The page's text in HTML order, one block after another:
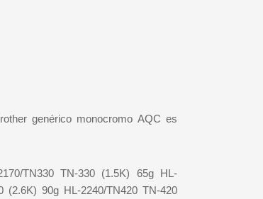
genérico monocromo AQC es
TN330 TN-330 (1.5K) 65g HL-
(2.6K) 90g HL-2240/TN420 TN-420